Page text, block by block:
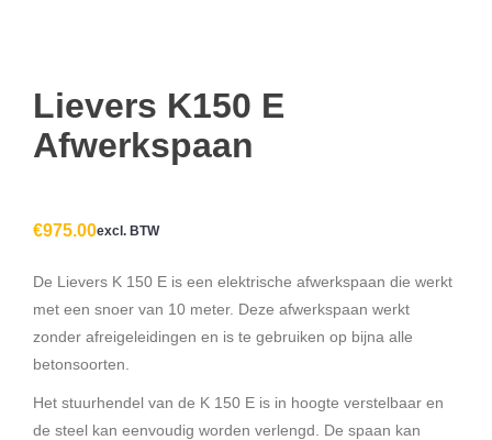
Lievers K150 E
Afwerkspaan
€975.00excl. BTW
De Lievers K 150 E is een elektrische afwerkspaan die werkt
met een snoer van 10 meter. Deze afwerkspaan werkt
zonder afreigeleidingen en is te gebruiken op bijna alle
betonsoorten.
Het stuurhendel van de K 150 E is in hoogte verstelbaar en
de steel kan eenvoudig worden verlengd. De spaan kan